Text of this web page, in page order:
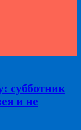
субботник
и не